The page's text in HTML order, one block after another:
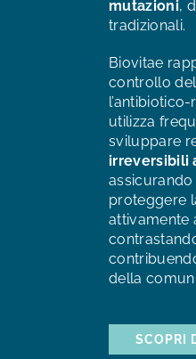
mutazioni,
tradizionali.
Biovitae
controllo
utilizza
sviluppare
irreversibili
assicurando
proteggere
attivamente
della
SCOPRI